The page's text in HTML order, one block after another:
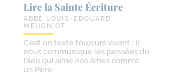
Lire la Sainte Écriture
ABBÉ LOUIS-EDOUARD
MEUGNIOT
C’est un texte toujours vivant ; il
nous communique les pensées du
Dieu qui aime nos âmes comme
un Père.